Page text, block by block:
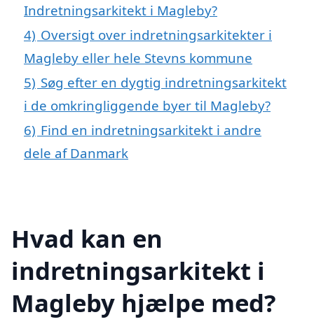
Indretningsarkitekt i Magleby?
4) Oversigt over indretningsarkitekter i
Magleby eller hele Stevns kommune
5) Søg efter en dygtig indretningsarkitekt
i de omkringliggende byer til Magleby?
6) Find en indretningsarkitekt i andre
dele af Danmark
Hvad kan en
indretningsarkitekt i
Magleby hjælpe med?